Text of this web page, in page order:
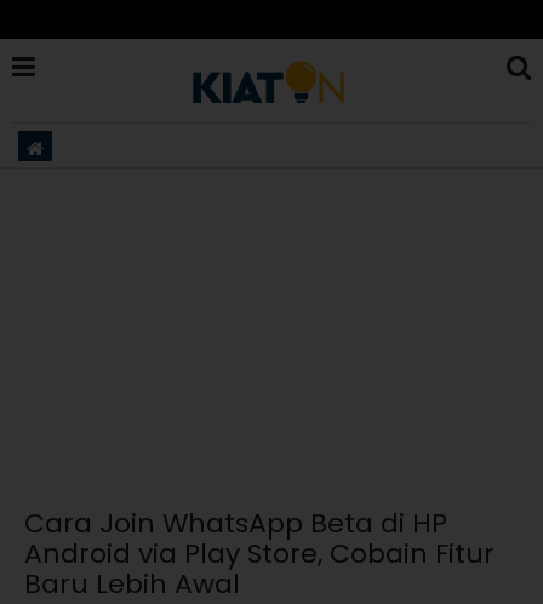
Cara Join WhatsApp Beta di HP
Android via Play Store, Cobain Fitur
Baru Lebih Awal